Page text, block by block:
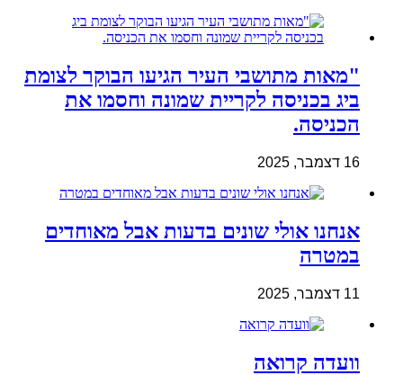
"מאות מתושבי העיר הגיעו הבוקר לצומת
ביג בכניסה לקריית שמונה וחסמו את
הכניסה.
16 דצמבר, 2025
אנחנו אולי שונים בדעות אבל מאוחדים
במטרה
11 דצמבר, 2025
וועדה קרואה